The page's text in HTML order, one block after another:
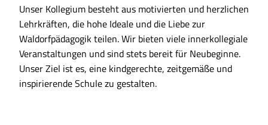
Unser Kollegium besteht aus motivierten und herzlichen
Lehrkräften, die hohe Ideale und die Liebe zur
Waldorfpädagogik teilen. Wir bieten viele innerkollegiale
Veranstaltungen und sind stets bereit für Neubeginne.
Unser Ziel ist es, eine kindgerechte, zeitgemäße und
inspirierende Schule zu gestalten.